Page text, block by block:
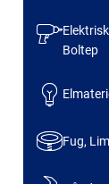
Boltep
Fug,